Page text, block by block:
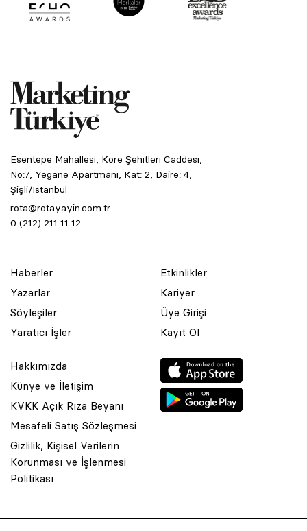
Esentepe Mahallesi, Kore Şehitleri Caddesi,
No:7, Yegane Apartmanı, Kat: 2, Daire: 4,
Şişli/İstanbul
rota@rotayayin.com.tr
0 (212) 211 11 12
Haberler
Yazarlar
Söyleşiler
Yaratıcı İşler
Etkinlikler
Kariyer
Üye Girişi
Kayıt Ol
Hakkımızda
Künye ve İletişim
KVKK Açık Rıza Beyanı
Mesafeli Satış Sözleşmesi
Gizlilik, Kişisel Verilerin
Korunması ve İşlenmesi
Politikası
© 2001 Rota Yayın Yapım Tanıtım Tic. Ltd. Şti. Bu Sitede Bulunan
Asquared WordPress Agencytarafından tasarlanmış ve